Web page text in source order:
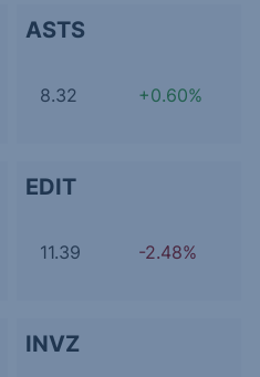
ASTS
8.32 +0.60%
EDIT
11.39 -2.48%
INVZ